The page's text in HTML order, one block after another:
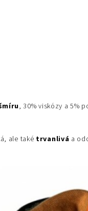
, 30% viskózy a 5%
ale také trvanlivá a